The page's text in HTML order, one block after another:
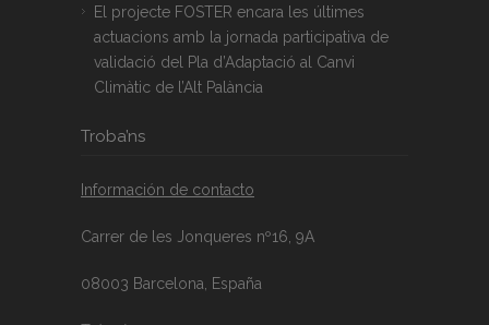
El projecte FOSTER encara les últimes
actuacions amb la jornada participativa de
validació del Pla d’Adaptació al Canvi
Climàtic de l’Alt Palància
Troba’ns
Información de contacto
Carrer de les Jonqueres nº16, 9A
08003 Barcelona, España